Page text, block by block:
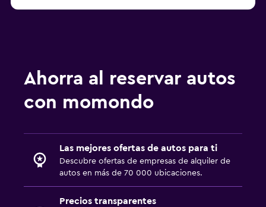
Ahorra al reservar autos
con momondo
Las mejores ofertas de autos para ti
Descubre ofertas de empresas de alquiler de
autos en más de 70 000 ubicaciones.
Precios transparentes